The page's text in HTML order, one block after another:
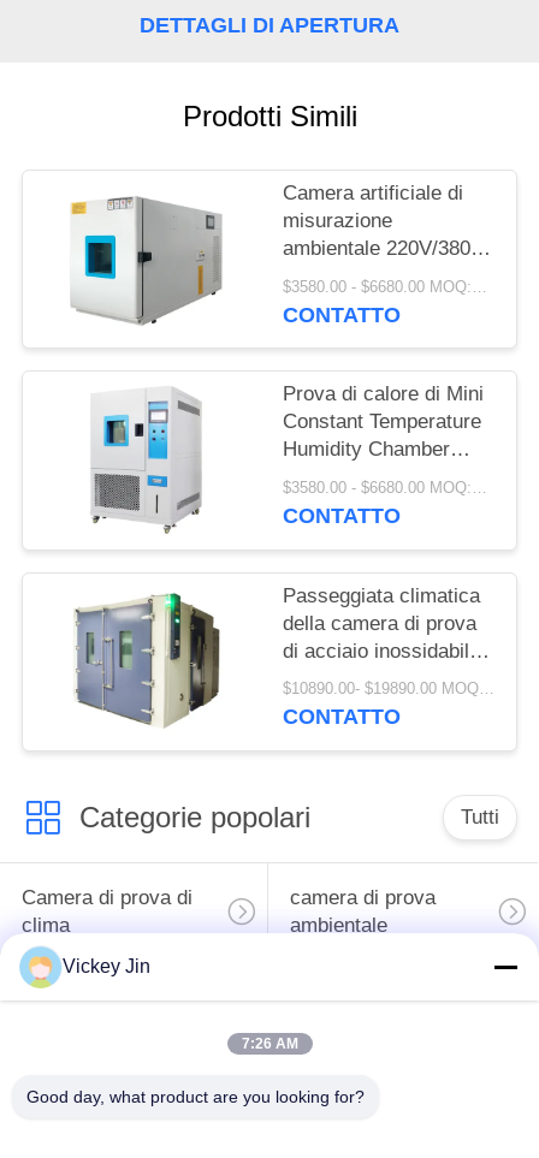
DETTAGLI DI APERTURA
Prodotti Simili
Camera artificiale di
misurazione
ambientale 220V/380V
di controllo di clima
$3580.00 - $6680.00 MOQ:1 insieme
CONTATTO
Prova di calore di Mini
Constant Temperature
Humidity Chamber
Damp del laboratorio $3580.00 - $6680.00 MOQ:1 insieme
CONTATTO
Passeggiata climatica
della camera di prova
di acciaio inossidabile
304 nella stanza di
umidità di temperatura
$10890.00- $19890.00 MOQ:1 insieme
CONTATTO
Categorie popolari Tutti
Camera di prova di
clima
camera di prova
ambientale
Camera di prova
forno di essiccazione
Forno di
camera di prova di
Vickey Jin
7:26 AM
Good day, what product are you looking for?